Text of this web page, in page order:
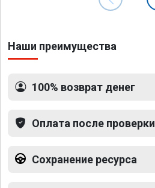
Наши преимущества
100% возврат денег
Оплата после проверки
Сохранение ресурса